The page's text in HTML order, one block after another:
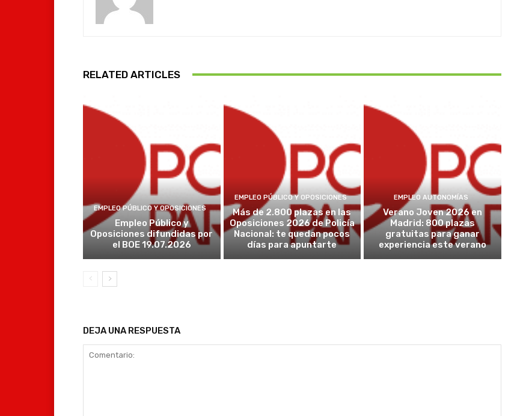
RELATED ARTICLES
EMPLEO PÚBLICO Y OPOSICIONES
Empleo Público y
Oposiciones difundidas por
el BOE 19.07.2026
EMPLEO PÚBLICO Y OPOSICIONES
Más de 2.800 plazas en las
Oposiciones 2026 de Policía
Nacional: te quedan pocos
días para apuntarte
EMPLEO AUTONOMÍAS
Verano Joven 2026 en
Madrid: 800 plazas
gratuitas para ganar
experiencia este verano
DEJA UNA RESPUESTA